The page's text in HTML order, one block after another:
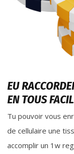
EU
EN TOUS
Tu pouvoir vous
de cellulaire une
accomplir un 1w